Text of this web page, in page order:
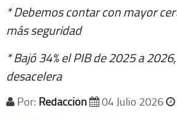
* Debemos contar con mayor
más seguridad
* Bajó 34% el PIB de 2025 a
desacelera
Por: Redacción 04 Julio 2026